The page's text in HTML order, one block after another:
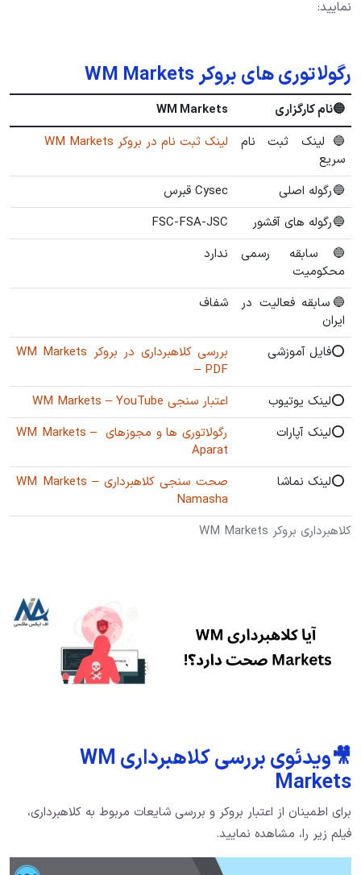
نمایید:
رگولاتوری های بروکر WM Markets
کلاهبرداری بروکر WM Markets
🔵نام کارگزاری
WM Markets
🔵لینک ثبت نام
سریع
لینک ثبت نام در بروکر WM Markets
🔵رگوله اصلی
Cysec قبرس
🔵رگوله های آفشور
FSC-FSA-JSC
🔵سابقه رسمی
محکومیت
ندارد
🔵سابقه فعالیت در
ایران
شفاف
⭕️فایل آموزشی
بررسی کلاهبرداری در بروکر WM Markets
– PDF
⭕️لینک یوتیوب
اعتبار سنجی WM Markets – YouTube
⭕️لینک آپارات
رگولاتوری ها و مجوزهای WM Markets –
Aparat
⭕️لینک نماشا
صحت سنجی کلاهبرداری WM Markets –
Namasha
🎥ویدئوی بررسی کلاهبرداری WM
Markets
برای اطمینان از اعتبار بروکر و بررسی شایعات مربوط به کلاهبرداری،
فیلم زیر را، مشاهده نمایید.